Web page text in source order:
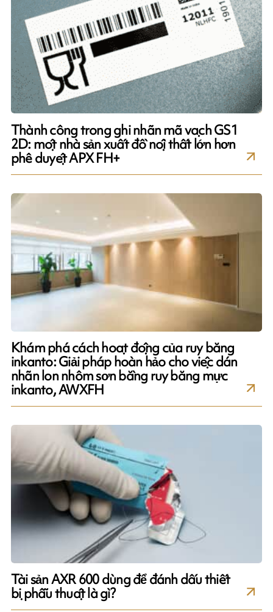
Thành công trong ghi nhãn mã vạch GS1
2D: một nhà sản xuất đồ nội thất lớn hơn
phê duyệt APX FH+
Khám phá cách hoạt động của ruy băng
inkanto: Giải pháp hoàn hảo cho việc dán
nhãn lon nhôm sơn bằng ruy băng mực
inkanto, AWXFH
Tài sản AXR 600 dùng để đánh dấu thiết
bị phẫu thuật là gì?